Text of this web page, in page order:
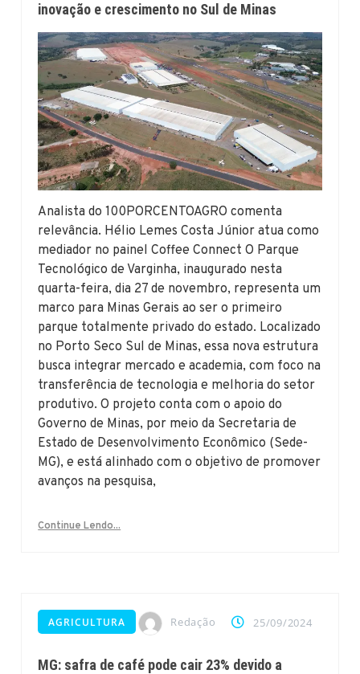
inovação e crescimento no Sul de Minas
Analista do 100PORCENTOAGRO comenta
relevância. Hélio Lemes Costa Júnior atua como
mediador no painel Coffee Connect O Parque
Tecnológico de Varginha, inaugurado nesta
quarta-feira, dia 27 de novembro, representa um
marco para Minas Gerais ao ser o primeiro
parque totalmente privado do estado. Localizado
no Porto Seco Sul de Minas, essa nova estrutura
busca integrar mercado e academia, com foco na
transferência de tecnologia e melhoria do setor
produtivo. O projeto conta com o apoio do
Governo de Minas, por meio da Secretaria de
Estado de Desenvolvimento Econômico (Sede-
MG), e está alinhado com o objetivo de promover
avanços na pesquisa,
Continue Lendo...
AGRICULTURA Redação 25/09/2024
MG: safra de café pode cair 23% devido a